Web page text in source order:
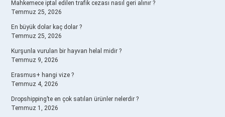
Mahkemece iptal edilen trafik cezası nasıl geri alınır ?
Temmuz 25, 2026
En büyük dolar kaç dolar ?
Temmuz 25, 2026
Kurşunla vurulan bir hayvan helal midir ?
Temmuz 9, 2026
Erasmus+ hangi vize ?
Temmuz 4, 2026
Dropshipping’te en çok satılan ürünler nelerdir ?
Temmuz 1, 2026